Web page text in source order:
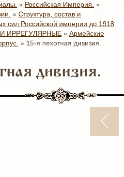
» Российская Империя. »
» Структура, состав и
сил Российской империи до 1918
ИРРЕГУЛЯРНЫЕ » Армейские
» 15-я пехотная дивизия.
дивизия.